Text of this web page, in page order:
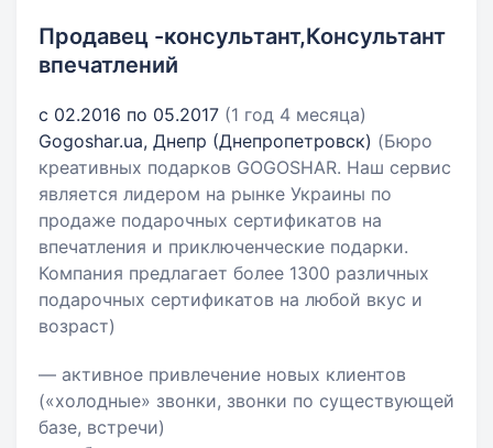
Продавец -консультант,Консультант
впечатлений
с 02.2016 по 05.2017 (1 год 4 месяца)
Gogoshar.ua, Днепр (Днепропетровск) (Бюро
креативных подарков GOGOSHAR. Наш сервис
является лидером на рынке Украины по
продаже подарочных сертификатов на
впечатления и приключенческие подарки.
Компания предлагает более 1300 различных
подарочных сертификатов на любой вкус и
возраст)
— активное привлечение новых клиентов
(«холодные» звонки, звонки по существующей
базе, встречи)